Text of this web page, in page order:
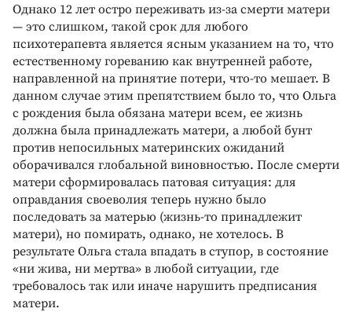
Однако 12 лет остро переживать из-за смерти матери
— это слишком, такой срок для любого
психотерапевта является ясным указанием на то, что
естественному гореванию как внутренней работе,
направленной на принятие потери, что-то мешает. В
данном случае этим препятствием было то, что Ольга
с рождения была обязана матери всем, ее жизнь
должна была принадлежать матери, а любой бунт
против непосильных материнских ожиданий
оборачивался глобальной виновностью. После смерти
матери сформировалась патовая ситуация: для
оправдания своеволия теперь нужно было
последовать за матерью (жизнь-то принадлежит
матери), но помирать, однако, не хотелось. В
результате Ольга стала впадать в ступор, в состояние
«ни жива, ни мертва» в любой ситуации, где
требовалось так или иначе нарушить предписания
матери.